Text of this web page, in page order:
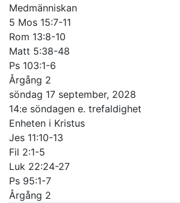
Medmänniskan
5 Mos 15:7-11
Rom 13:8-10
Matt 5:38-48
Ps 103:1-6
Årgång 2
söndag 17 september, 2028
14:e söndagen e. trefaldighet
Enheten i Kristus
Jes 11:10-13
Fil 2:1-5
Luk 22:24-27
Ps 95:1-7
Årgång 2